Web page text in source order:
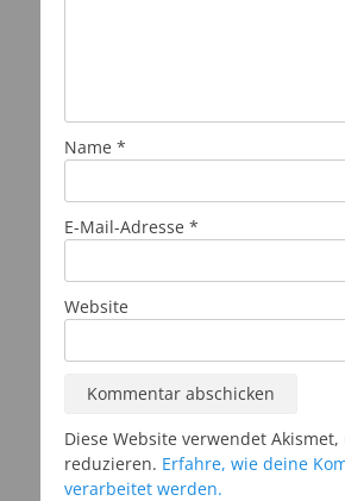
Name *
E-Mail-Adresse *
Website
Diese Website verwendet Akismet,
reduzieren. Erfahre, wie deine
verarbeitet werden.